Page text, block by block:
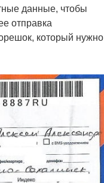
данные, чтобы
отправка
который нужно